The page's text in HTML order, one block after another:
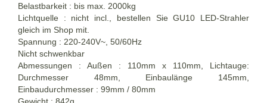
Belastbarkeit : bis max. 2000kg
Lichtquelle : nicht incl., bestellen Sie GU10 LED-Strahler
gleich im Shop mit.
Spannung : 220-240V~, 50/60Hz
Nicht schwenkbar
Abmessungen : Außen : 110mm x 110mm, Lichtauge:
Durchmesser 48mm, Einbaulänge 145mm,
Einbaudurchmesser : 99mm / 80mm
Gewicht : 842g